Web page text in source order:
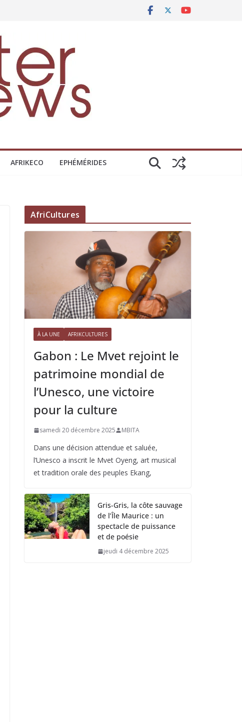
AFRIKECO EPHÉMÉRIDES
AfriCultures
À LA UNE AFRIKCULTURES
Gabon : Le Mvet rejoint le
patrimoine mondial de
l’Unesco, une victoire
pour la culture
samedi 20 décembre 2025 MBITA
Dans une décision attendue et saluée,
l’Unesco a inscrit le Mvet Oyeng, art musical
et tradition orale des peuples Ekang,
Gris-Gris, la côte sauvage
de l’Île Maurice : un
spectacle de puissance
et de poésie
jeudi 4 décembre 2025